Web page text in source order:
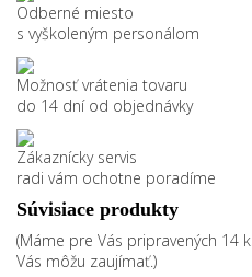
Odberné miesto
s vyškoleným personálom
Možnosť vrátenia tovaru
do 14 dní od objednávky
Zákaznícky servis
radi vám ochotne poradíme
Súvisiace produkty
(Máme pre Vás pripravených
Vás môžu zaujímať.)